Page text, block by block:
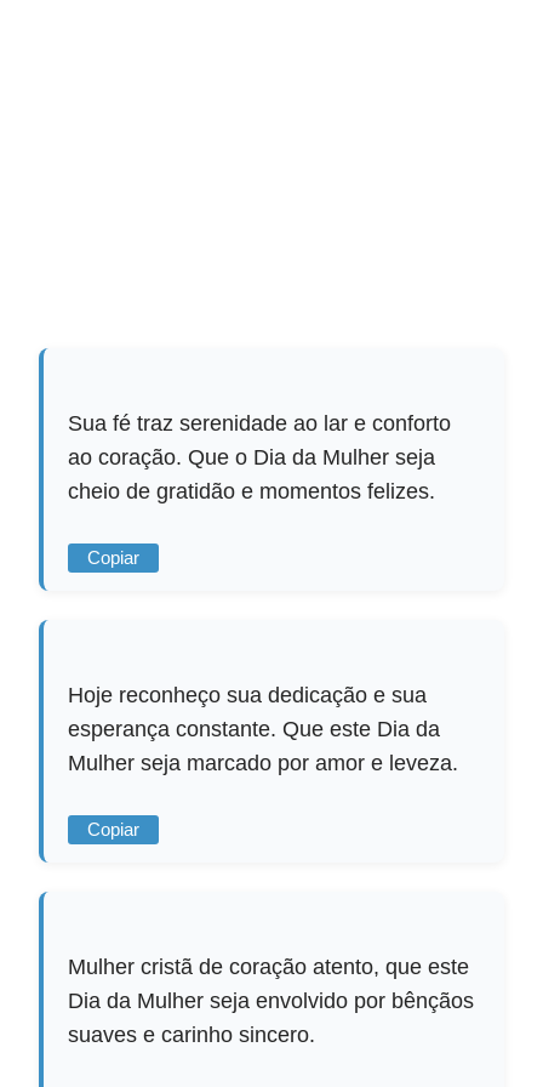
Sua fé traz serenidade ao lar e conforto
ao coração. Que o Dia da Mulher seja
cheio de gratidão e momentos felizes.
Copiar
Hoje reconheço sua dedicação e sua
esperança constante. Que este Dia da
Mulher seja marcado por amor e leveza.
Copiar
Mulher cristã de coração atento, que este
Dia da Mulher seja envolvido por bênçãos
suaves e carinho sincero.